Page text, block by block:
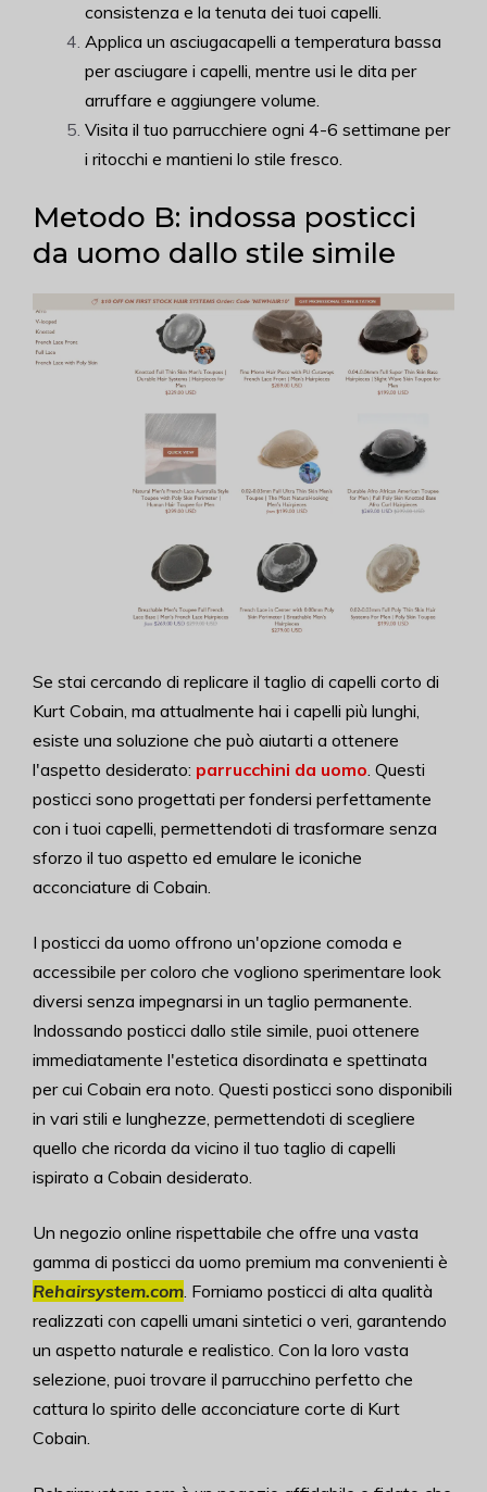
consistenza e la tenuta dei tuoi capelli.
Applica un asciugacapelli a temperatura bassa
per asciugare i capelli, mentre usi le dita per
arruffare e aggiungere volume.
Visita il tuo parrucchiere ogni 4-6 settimane per
i ritocchi e mantieni lo stile fresco.
Metodo B: indossa posticci
da uomo dallo stile simile
Se stai cercando di replicare il taglio di capelli corto di
Kurt Cobain, ma attualmente hai i capelli più lunghi,
esiste una soluzione che può aiutarti a ottenere
l'aspetto desiderato: parrucchini da uomo . Questi
posticci sono progettati per fondersi perfettamente
con i tuoi capelli, permettendoti di trasformare senza
sforzo il tuo aspetto ed emulare le iconiche
acconciature di Cobain.
I posticci da uomo offrono un'opzione comoda e
accessibile per coloro che vogliono sperimentare look
diversi senza impegnarsi in un taglio permanente.
Indossando posticci dallo stile simile, puoi ottenere
immediatamente l'estetica disordinata e spettinata
per cui Cobain era noto. Questi posticci sono disponibili
in vari stili e lunghezze, permettendoti di scegliere
quello che ricorda da vicino il tuo taglio di capelli
ispirato a Cobain desiderato.
Un negozio online rispettabile che offre una vasta
gamma di posticci da uomo premium ma convenienti è
Rehairsystem.com . Forniamo posticci di alta qualità
realizzati con capelli umani sintetici o veri, garantendo
un aspetto naturale e realistico. Con la loro vasta
selezione, puoi trovare il parrucchino perfetto che
cattura lo spirito delle acconciature corte di Kurt
Cobain.